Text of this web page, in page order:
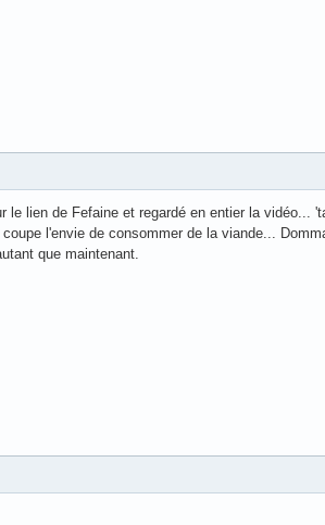
le lien de Fefaine et regardé en entier la vidéo...
l'envie de consommer de la viande...
que maintenant.